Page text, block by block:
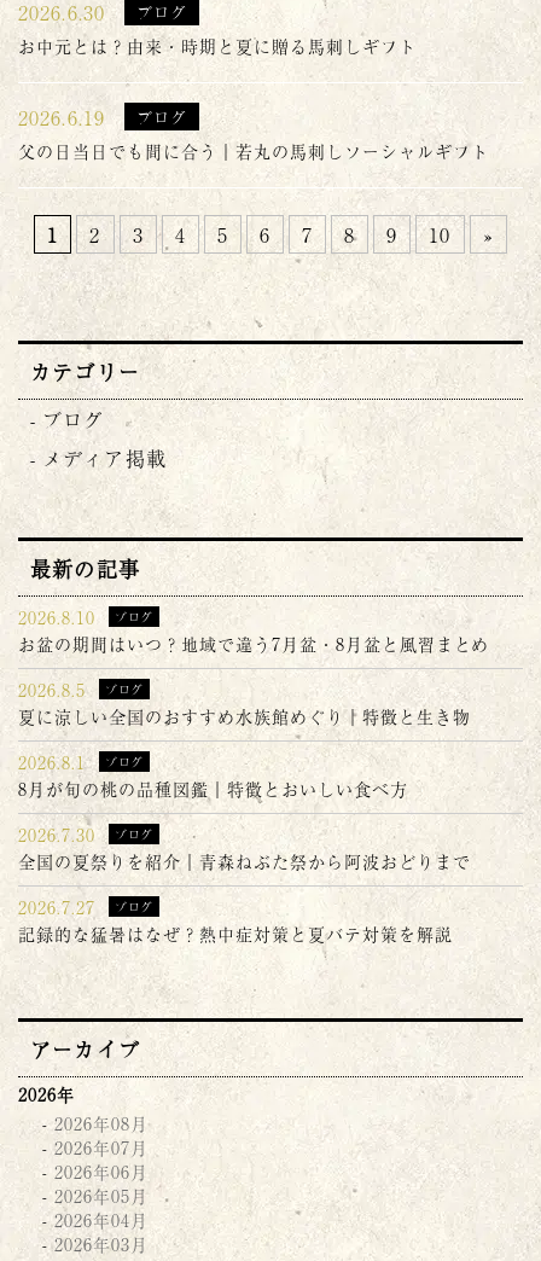
2026.6.30 ブログ
お中元とは？由来・時期と夏に贈る馬刺しギフト
2026.6.19 ブログ
父の日当日でも間に合う｜若丸の馬刺しソーシャルギフト
1 2 3 4 5 6 7 8 9 10 »
カテゴリー
ブログ
メディア掲載
最新の記事
2026.8.10 ブログ
お盆の期間はいつ？地域で違う7月盆・8月盆と風習まとめ
2026.8.5
ブログ
夏に涼しい全国のおすすめ水族館めぐり｜特徴と生き物
2026.8.1
ブログ
8月が旬の桃の品種図鑑｜特徴とおいしい食べ方
2026.7.30
ブログ
全国の夏祭りを紹介｜青森ねぶた祭から阿波おどりまで
2026.7.27
ブログ
記録的な猛暑はなぜ？熱中症対策と夏バテ対策を解説
アーカイブ
2026年
2026年08月
2026年07月
2026年06月
2026年05月
2026年04月
2026年03月